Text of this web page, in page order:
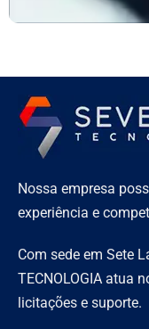
Nossa empresa
experiência e
Com sede em Sete
TECNOLOGIA atua
licitações e suporte.